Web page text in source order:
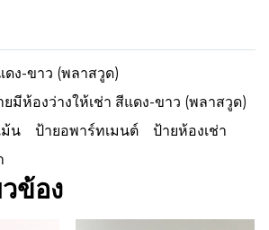
ดง-ขาว (พลาสวูด)
ยมีห้องว่างให้เช่า สีแดง-ขาว (พลาสวูด)
ม้น ป้ายอพาร์ทเมนต์
ป้ายห้องเช่า
ข้อง